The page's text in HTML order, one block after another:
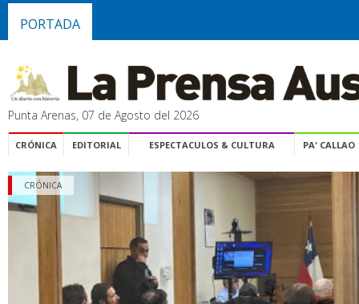
PORTADA
Punta Arenas, 07 de Agosto del 2026
CRÓNICA EDITORIAL ESPECTACULOS & CULTURA PA' CALLAO
CRÓNICA